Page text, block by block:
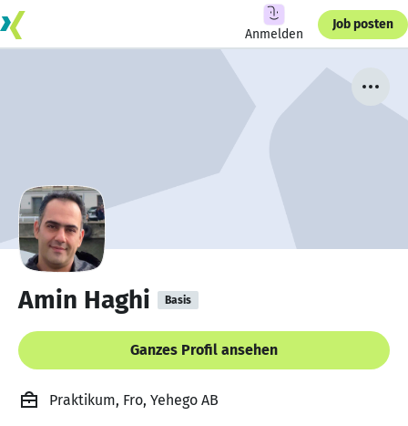
Anmelden
Job posten
Amin Haghi Basis
Ganzes Profil ansehen
Praktikum, Fro, Yehego AB